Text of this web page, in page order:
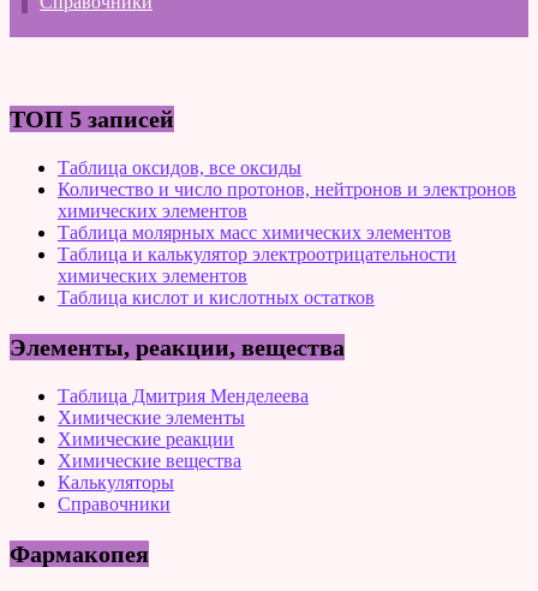
ТОП 5 записей
Таблица оксидов, все оксиды
Количество и число протонов, нейтронов и электронов
химических элементов
Таблица молярных масс химических элементов
Таблица и калькулятор электроотрицательности
химических элементов
Таблица кислот и кислотных остатков
Элементы, реакции, вещества
Таблица Дмитрия Менделеева
Химические элементы
Химические реакции
Химические вещества
Калькуляторы
Справочники
Фармакопея